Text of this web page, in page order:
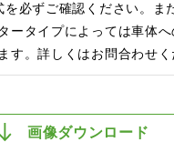
必ずご確認ください。ま
ータイプによっては車体
す。詳しくはお問合わせく
画像ダウンロード